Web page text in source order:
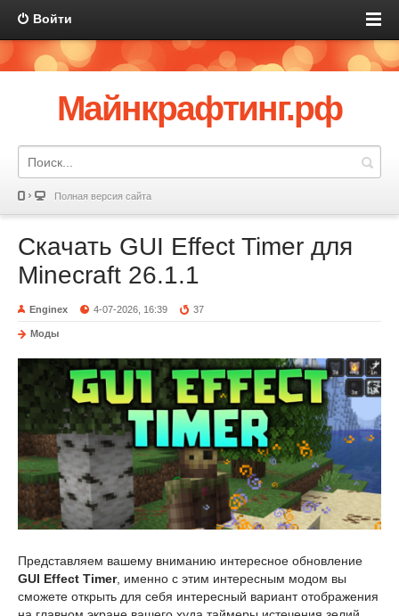
Войти
Майнкрафтинг.рф
Полная версия сайта
Скачать GUI Effect Timer для
Minecraft 26.1.1
Enginex 4-07-2026, 16:39 37
Моды
Представляем вашему вниманию интересное обновление
GUI Effect Timer, именно с этим интересным модом вы
сможете открыть для себя интересный вариант отображения